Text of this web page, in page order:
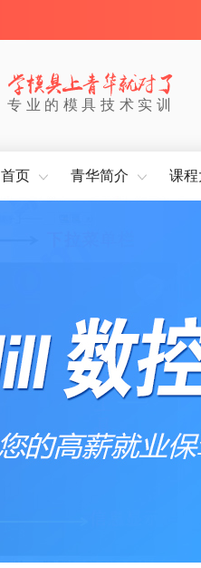
专业的模具技术实训
首页 青华简介 课程